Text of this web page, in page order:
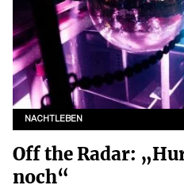
NACHTLEBEN
Off the Radar:
noch“